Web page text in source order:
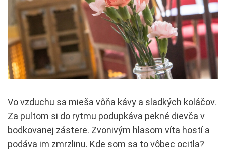
Vo vzduchu sa mieša vôňa kávy a sladkých koláčov.
Za pultom si do rytmu podupkáva pekné dievča v
bodkovanej zástere. Zvonivým hlasom víta hostí a
podáva im zmrzlinu. Kde som sa to vôbec ocitla?